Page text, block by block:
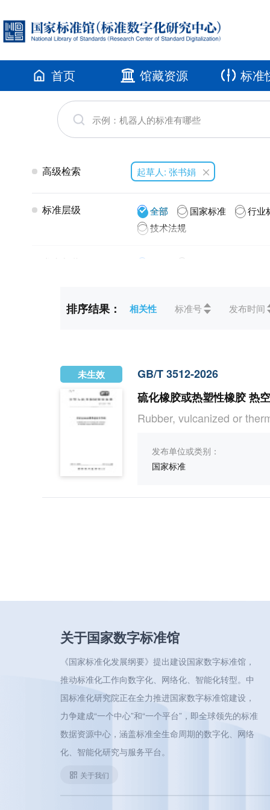
首页 馆藏资源 标准
高级检索 起草人: 张书娟
标准层级 全部 国家标准
行业
技术法规
发布年代
CCS 全部 G化工(1)
排序结果： 相关性 标准号 发布时间
未生效
GB/T 3512-2026
硫化橡胶或热塑性橡胶 热
Rubber, vulcanized or
发布单位或类别：
国家标准
关于国家数字标准馆
《国家标准化发展纲要》提出建设国家数字标准馆，
推动标准化工作向数字化、网络化、智能化转型。中
国标准化研究院正在全力推进国家数字标准馆建设，
力争建成“一个中心”和“一个平台”，即全球领先的标准
数据资源中心，涵盖标准全生命周期的数字化、网络
化、智能化研究与服务平台。
关于我们